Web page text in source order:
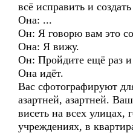
всё исправить и
Она: ...
Он: Я говорю вам это
Она: Я вижу.
Он: Пройдите ещё раз и
Она идёт.
Вас сфотографируют
азартней, азартней.
висеть на всех улицах,
учреждениях, в